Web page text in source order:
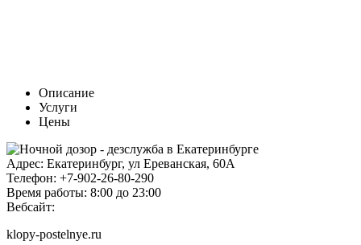
Описание
Услуги
Цены
Адрес: Екатеринбург, ул Ереванская, 60А
Телефон: +7-902-26-80-290
Время работы: 8:00 до 23:00
Вебсайт:
klopy-postelnye.ru